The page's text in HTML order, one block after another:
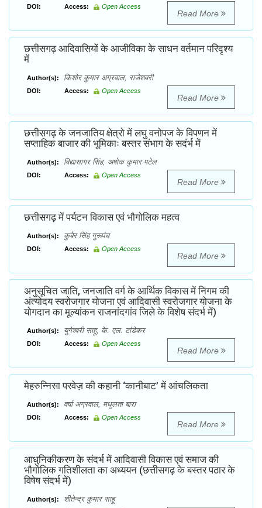
DOI: Access: Open Access
Read More
छत्तीसगढ़ आदिवासियों के आजीविका के साधन वर्तमान परिदृश्य
में
Author(s): किशोर कुमार अग्रवाल, राजेशवरी
DOI: Access: Open Access
Read More
छत्तीसगढ़ के जनजातिय क्षेत्रो में लघु वनोपज के विपणन में
सप्ताहिक बाजार की भूमिकाः बस्तर संभाग के सदंर्भ में
Author(s): विद्यासागर सिंह, अषोक कुमार पटेल
DOI: Access: Open Access
Read More
छत्तीसगढ़ में पर्यटन विकास एवं भौगोलिक महत्व
Author(s): कुबेर सिंह गुरूपंच
DOI: Access: Open Access
Read More
अनुसूचित जाति, जनजाति वर्ग के आर्थिक विकास में निगम की
अंत्योदय स्वरोजगार योजना एवं आदिवासी स्वरोजगार योजना के
योगदान का मूल्यांकन राजनांदगांव जिले के विशेष संदर्भ में)
Author(s): युगेश्वरी साहू, के. एल. टांडेकर
DOI: Access: Open Access
Read More
मेहरुन्निसा परवेज़ की कहानी ‘कानीबाट’ में आंचलिकता
Author(s): वर्षा अग्रवाल, मधुलता बारा
DOI: Access: Open Access
Read More
आधुनिकीकरण के संदर्भ में आदिवासी विकास एवं समाज की
भौगोलिक गतिशीलता का अध्ययन (छत्तीसगढ़ के बस्तर पठार के
विषेष संदर्भ में)
Author(s): शीतेन्द्र कुमार साहू